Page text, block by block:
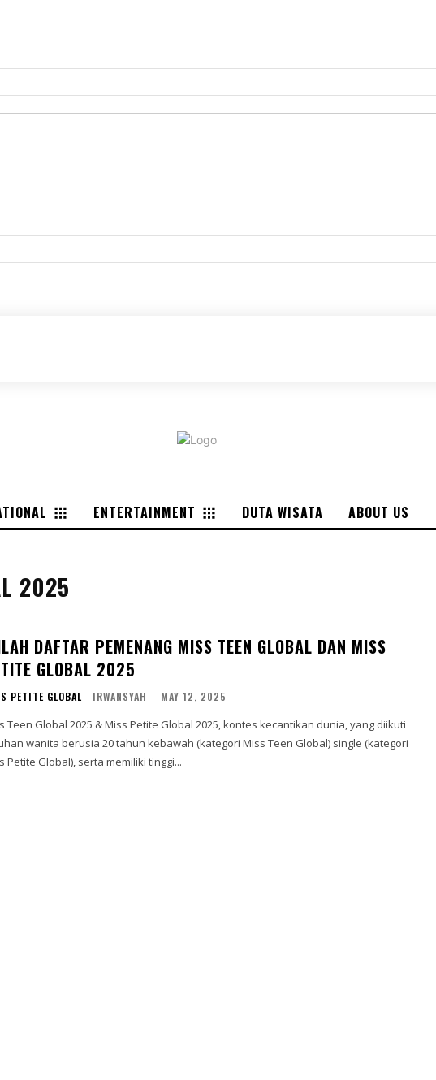
ENTERTAINMENT DUTA WISATA ABOUT US
2025
DAFTAR PEMENANG MISS TEEN GLOBAL DAN MISS
GLOBAL 2025
PETITE GLOBAL IRWANSYAH - MAY 12, 2025
Teen Global 2025 & Miss Petite Global 2025, kontes kecantikan dunia, yang diikuti
wanita berusia 20 tahun kebawah (kategori Miss Teen Global) single (kategori
Petite Global), serta memiliki tinggi...